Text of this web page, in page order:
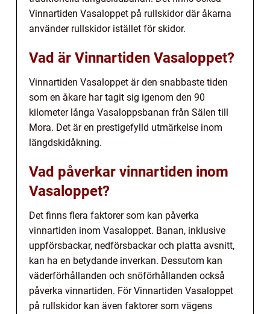
Vinnartiden Vasaloppet på rullskidor där åkarna
använder rullskidor istället för skidor.
Vad är Vinnartiden Vasaloppet?
Vinnartiden Vasaloppet är den snabbaste tiden
som en åkare har tagit sig igenom den 90
kilometer långa Vasaloppsbanan från Sälen till
Mora. Det är en prestigefylld utmärkelse inom
längdskidåkning.
Vad påverkar vinnartiden inom
Vasaloppet?
Det finns flera faktorer som kan påverka
vinnartiden inom Vasaloppet. Banan, inklusive
uppförsbackar, nedförsbackar och platta avsnitt,
kan ha en betydande inverkan. Dessutom kan
väderförhållanden och snöförhållanden också
påverka vinnartiden. För Vinnartiden Vasaloppet
på rullskidor kan även faktorer som vägens